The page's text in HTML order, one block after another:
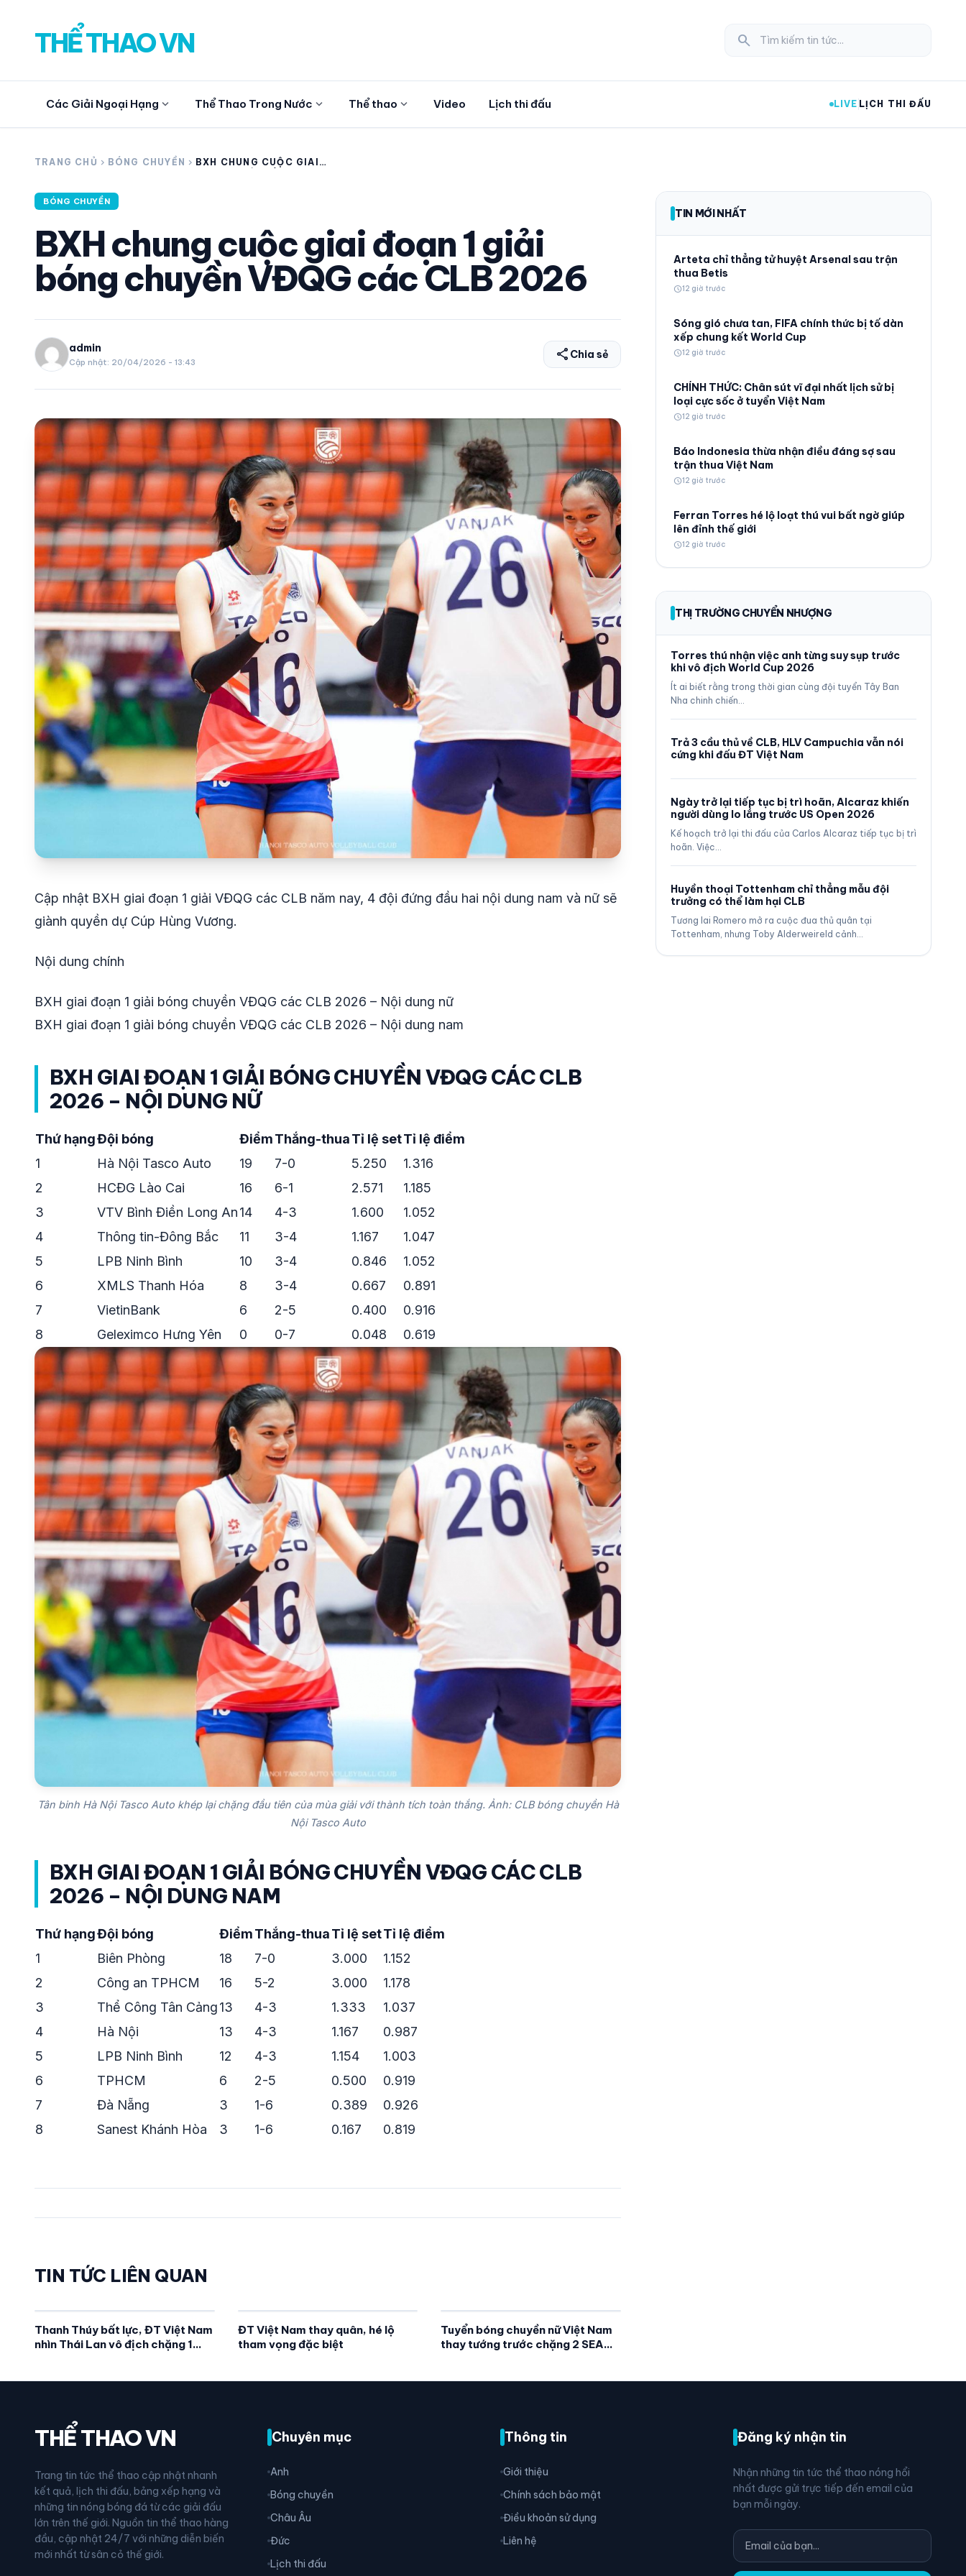
THỂ THAO VN search
Các Giải Ngoại Hạng expand_more Thể Thao Trong Nước expand_more Thể thao expand_more Video Lịch thi đấu LIVE LỊCH THI ĐẤU
search
CÁC GIẢI NGOẠI HẠNG
THỂ THAO TRONG NƯỚC
VIDEO
mail
TRANG CHỦ chevron_right BÓNG CHUYỀN chevron_right BXH CHUNG CUỘC GIAI
BÓNG CHUYỀN
BXH chung cuộc giai đoạn 1 giải
bóng chuyền VĐQG các CLB 2026
admin
Cập nhật: 20/04/2026 - 13:43 share Chia sẻ
Cập nhật BXH giai đoạn 1 giải VĐQG các CLB năm nay, 4 đội đứng đầu hai nội dung nam và nữ sẽ
giành quyền dự Cúp Hùng Vương.
Nội dung chính
BXH giai đoạn 1 giải bóng chuyền VĐQG các CLB 2026 – Nội dung nữ
BXH giai đoạn 1 giải bóng chuyền VĐQG các CLB 2026 – Nội dung nam
BXH GIAI ĐOẠN 1 GIẢI BÓNG CHUYỀN VĐQG CÁC CLB
2026 – NỘI DUNG NỮ
Thứ hạngĐội bóng ĐiểmThắng-thuaTỉ lệ setTỉ lệ điểm
1
Hà Nội Tasco Auto 19 7-0 5.250
1.316
2
HCĐG Lào Cai 16 6-1 2.571
1.185
3
VTV Bình Điền Long An14 4-3 1.600
1.052
4
Thông tin-Đông Bắc 11 3-4 1.167
1.047
5
LPB Ninh Bình 10 3-4 0.846
1.052
6
XMLS Thanh Hóa 8 3-4 0.667
0.891
7
VietinBank 6 2-5 0.400
0.916
8
Geleximco Hưng Yên 0 0-7 0.048 0.619
Tân binh Hà Nội Tasco Auto khép lại chặng đầu tiên của mùa giải với thành tích toàn thắng. Ảnh: CLB bóng chuyền Hà
Nội Tasco Auto
BXH GIAI ĐOẠN 1 GIẢI BÓNG CHUYỀN VĐQG CÁC CLB
2026 – NỘI DUNG NAM
Thứ hạngĐội bóng ĐiểmThắng-thuaTỉ lệ setTỉ lệ điểm
1
Biên Phòng 18 7-0 3.000
1.152
2
Công an TPHCM 16 5-2 3.000
1.178
3
Thể Công Tân Cảng13 4-3 1.333
1.037
4
Hà Nội 13 4-3 1.167
0.987
5
LPB Ninh Bình 12 4-3 1.154
1.003
6
TPHCM 6 2-5 0.500
0.919
7
Đà Nẵng 3 1-6 0.389
0.926
8
Sanest Khánh Hòa 3 1-6 0.167 0.819
TIN TỨC LIÊN QUAN
Thanh Thúy bất lực, ĐT Việt Nam
nhìn Thái Lan vô địch chặng 1
ĐT Việt Nam thay quân, hé lộ
tham vọng đặc biệt
Tuyển bóng chuyền nữ Việt Nam
thay tướng trước chặng 2 SEA
TIN MỚI NHẤT
Arteta chỉ thẳng tử huyệt Arsenal sau trận
thua Betis
schedule12 giờ trước
Sóng gió chưa tan, FIFA chính thức bị tố dàn
xếp chung kết World Cup
schedule12 giờ trước
CHÍNH THỨC: Chân sút vĩ đại nhất lịch sử bị
loại cực sốc ở tuyển Việt Nam
schedule12 giờ trước
Báo Indonesia thừa nhận điều đáng sợ sau
trận thua Việt Nam
schedule12 giờ trước
Ferran Torres hé lộ loạt thú vui bất ngờ giúp
lên đỉnh thế giới
schedule12 giờ trước
THỊ TRƯỜNG CHUYỂN NHƯỢNG
Torres thú nhận việc anh từng suy sụp trước
khi vô địch World Cup 2026
Ít ai biết rằng trong thời gian cùng đội tuyển Tây Ban
Nha chinh chiến…
Trả 3 cầu thủ về CLB, HLV Campuchia vẫn nói
cứng khi đấu ĐT Việt Nam
Ngày trở lại tiếp tục bị trì hoãn, Alcaraz khiến
người dùng lo lắng trước US Open 2026
Kế hoạch trở lại thi đấu của Carlos Alcaraz tiếp tục bị trì
hoãn. Việc…
Huyền thoại Tottenham chỉ thẳng mẫu đội
trưởng có thể làm hại CLB
Tương lai Romero mở ra cuộc đua thủ quân tại
Tottenham, nhưng Toby Alderweireld cảnh…
THỂ THAO VN
Trang tin tức thể thao cập nhật nhanh
kết quả, lịch thi đấu, bảng xếp hạng và
những tin nóng bóng đá từ các giải đấu
lớn trên thế giới. Nguồn tin thể thao hàng
đầu, cập nhật 24/7 với những diễn biến
mới nhất từ sân cỏ thế giới.
Chuyên mục
Anh
Bóng chuyền
Châu Âu
Đức
Lịch thi đấu
Thông tin
Giới thiệu
Chính sách bảo mật
Điều khoản sử dụng
Liên hệ
Đăng ký nhận tin
Nhận những tin tức thể thao nóng hổi
nhất được gửi trực tiếp đến email của
bạn mỗi ngày.